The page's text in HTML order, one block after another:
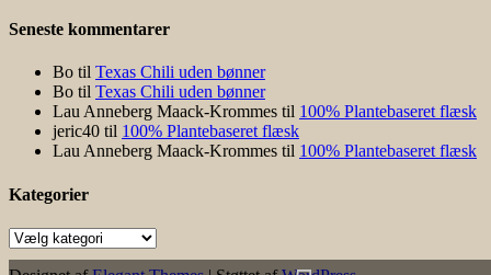
Seneste kommentarer
Bo til Texas Chili uden bønner
Bo til Texas Chili uden bønner
Lau Anneberg Maack-Krommes til 100% Plantebaseret flæsk
jeric40 til 100% Plantebaseret flæsk
Lau Anneberg Maack-Krommes til 100% Plantebaseret flæsk
Kategorier
Kategorier